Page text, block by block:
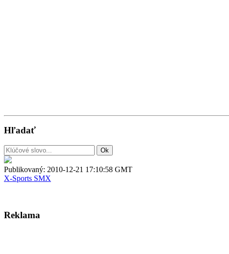
Hľadať
Publikovaný: 2010-12-21 17:10:58 GMT
X-Sports SMX
Reklama